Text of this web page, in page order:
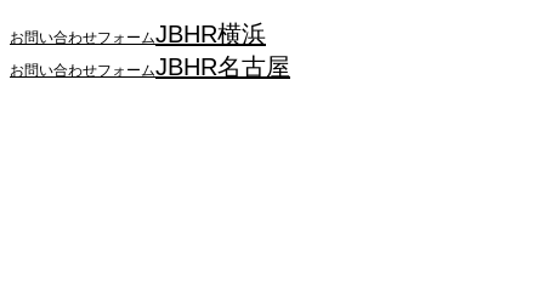
お問い合わせフォームJBHR横浜
お問い合わせフォームJBHR名古屋